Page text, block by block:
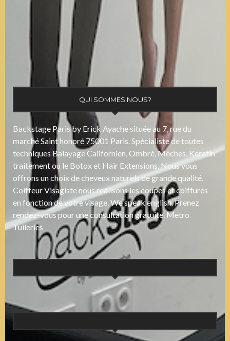
QUI SOMMES NOUS?
Backstage Paris by Erick Ayache située au 7, rue du
marché Saint honoré 75001 Paris. Spécialiste de toutes
techniques Balayage Californien, Ombré, Mèches, Keratin
traitement ou le Botox et Hair Extensions. Nous vous
offrons un choix de cheveux naturels de grande qualité.
Coiffeur Visagiste nous realisons les coupes et coiffures
en fonction de votre visage. We speak english. Prenez
rendez-vous pour une consultation gratuite. Metro
Tuileries